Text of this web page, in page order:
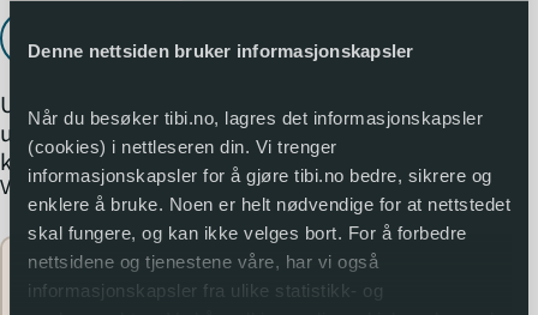
Denne nettsiden bruker informasjonskapsler
Når du besøker tibi.no, lagres det informasjonskapsler
(cookies) i nettleseren din. Vi trenger
informasjonskapsler for å gjøre tibi.no bedre, sikrere og
enklere å bruke. Noen er helt nødvendige for at nettstedet
skal fungere, og kan ikke velges bort. For å forbedre
nettsidene og tjenestene våre, har vi også
informasjonskapsler fra ulike statistikk- og
Lytt til utdrag
play_arrow
Under en mørk og
ugjennomtrengelig
kuppel ligger landet
Skifer. Fra midten av
kuppelen, dypt inne i
fjellet, vokter Dragen
over innbyggerne. Rundt
den lever de rikeste og
Vis merexpand_more
Flere
opplysninger expand_circle_down